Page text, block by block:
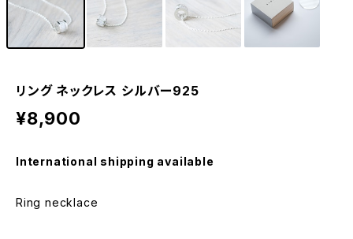
リング ネックレス シルバー925
¥8,900
International shipping available
Ring necklace